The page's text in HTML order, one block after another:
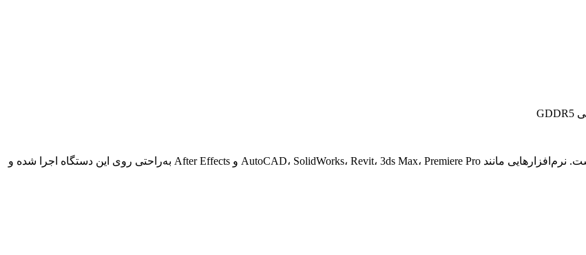
عملکرد این لپ‌تاپ در نرم‌افزارهای سنگین مهندسی و طراحی فوق‌العاده است. نرم‌افزارهایی مانند AutoCAD، SolidWorks، Revit، 3ds Max، Premiere Pro و After Effects به‌راحتی روی این دستگاه اجرا شده و